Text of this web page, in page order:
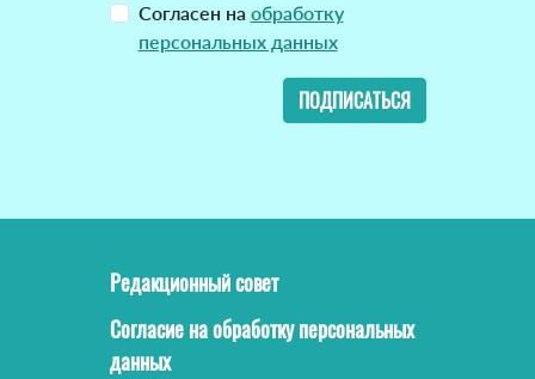
Согласен на обработку
персональных данных
ПОДПИСАТЬСЯ
Редакционный совет
Согласие на обработку персональных
данных